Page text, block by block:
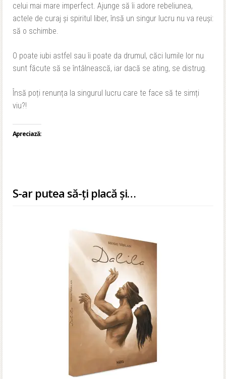
celui mai mare imperfect. Ajunge să îi adore rebeliunea,
actele de curaj și spiritul liber, însă un singur lucru nu va reuși:
să o schimbe.
O poate iubi astfel sau îi poate da drumul, căci lumile lor nu
sunt făcute să se întâlnească, iar dacă se ating, se distrug.
Însă poți renunța la singurul lucru care te face să te simți
viu?!
Apreciază:
S-ar putea să-ți placă și…